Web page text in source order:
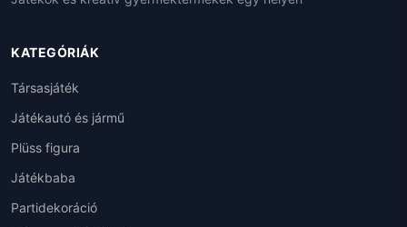
KATEGÓRIÁK
Társasjáték
Játékautó és jármű
Plüss figura
Játékbaba
Partidekoráció